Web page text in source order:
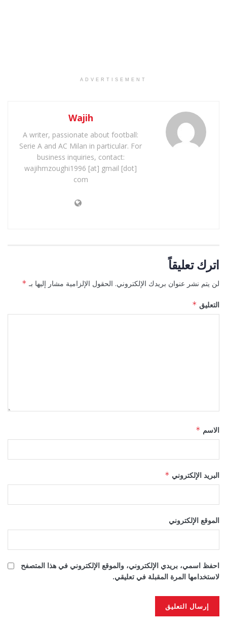
ADVERTISEMENT
Wajih
A writer, passionate about football:
Serie A and AC Milan in particular. For
business inquiries, contact:
wajihmzoughi1996 [at] gmail [dot]
com
اترك تعليقاً
لن يتم نشر عنوان بريدك الإلكتروني. الحقول الإلزامية مشار إليها بـ *
التعليق *
الاسم *
البريد الإلكتروني *
الموقع الإلكتروني
احفظ اسمي، بريدي الإلكتروني، والموقع الإلكتروني في هذا المتصفح
لاستخدامها المرة المقبلة في تعليقي.